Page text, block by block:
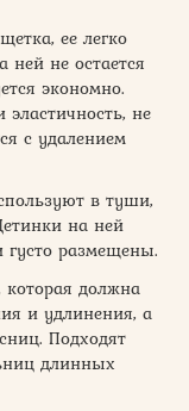
ее легко
ней не остается
экономно.
не
с удалением
в туши,
на ней
густо размещены.
должна
и удлинения, а
Подходят
длинных